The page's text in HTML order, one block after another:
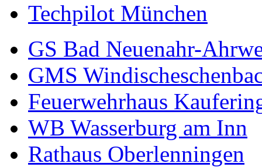
Techpilot München
GS Bad Neuenahr-
GMS
Feuerwehrhaus
WB Wasserburg am Inn
Rathaus Oberlenningen